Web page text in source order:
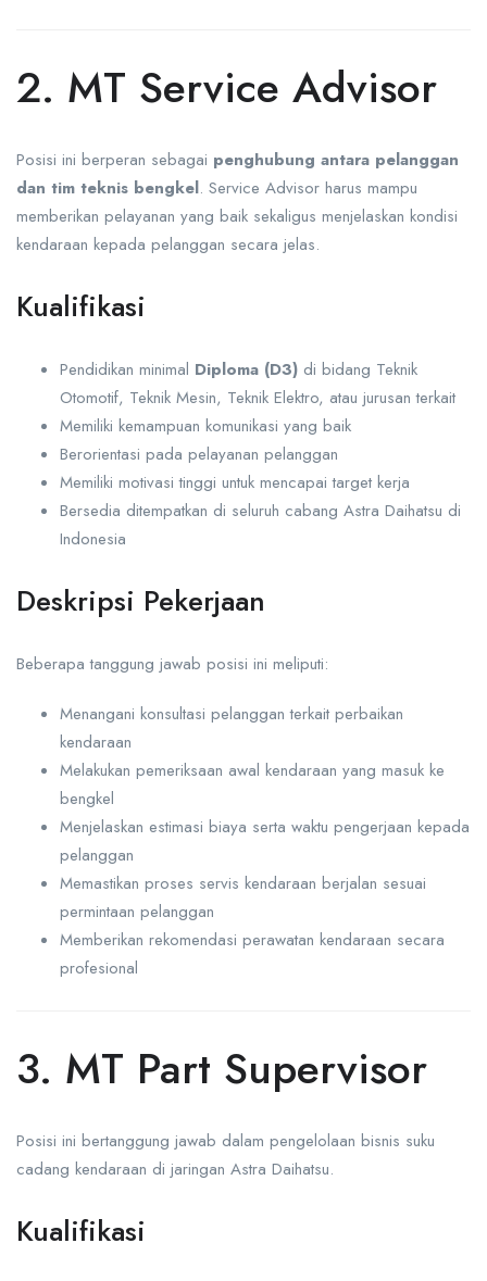
2. MT Service Advisor
Posisi ini berperan sebagai penghubung antara pelanggan
dan tim teknis bengkel. Service Advisor harus mampu
memberikan pelayanan yang baik sekaligus menjelaskan kondisi
kendaraan kepada pelanggan secara jelas.
Kualifikasi
Pendidikan minimal Diploma (D3) di bidang Teknik
Otomotif, Teknik Mesin, Teknik Elektro, atau jurusan terkait
Memiliki kemampuan komunikasi yang baik
Berorientasi pada pelayanan pelanggan
Memiliki motivasi tinggi untuk mencapai target kerja
Bersedia ditempatkan di seluruh cabang Astra Daihatsu di
Indonesia
Deskripsi Pekerjaan
Beberapa tanggung jawab posisi ini meliputi:
Menangani konsultasi pelanggan terkait perbaikan
kendaraan
Melakukan pemeriksaan awal kendaraan yang masuk ke
bengkel
Menjelaskan estimasi biaya serta waktu pengerjaan kepada
pelanggan
Memastikan proses servis kendaraan berjalan sesuai
permintaan pelanggan
Memberikan rekomendasi perawatan kendaraan secara
profesional
3. MT Part Supervisor
Posisi ini bertanggung jawab dalam pengelolaan bisnis suku
cadang kendaraan di jaringan Astra Daihatsu.
Kualifikasi